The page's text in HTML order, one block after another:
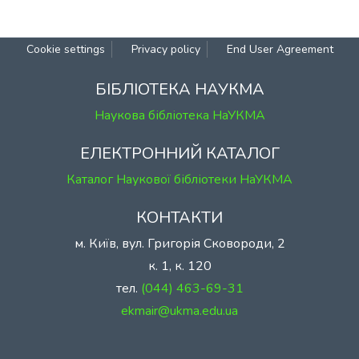
Cookie settings Privacy policy End User Agreement
БІБЛІОТЕКА НАУКМА
Наукова бібліотека НаУКМА
ЕЛЕКТРОННИЙ КАТАЛОГ
Каталог Наукової бібліотеки НаУКМА
КОНТАКТИ
м. Київ, вул. Григорія Сковороди, 2
к. 1, к. 120
тел. (044) 463-69-31
ekmair@ukma.edu.ua